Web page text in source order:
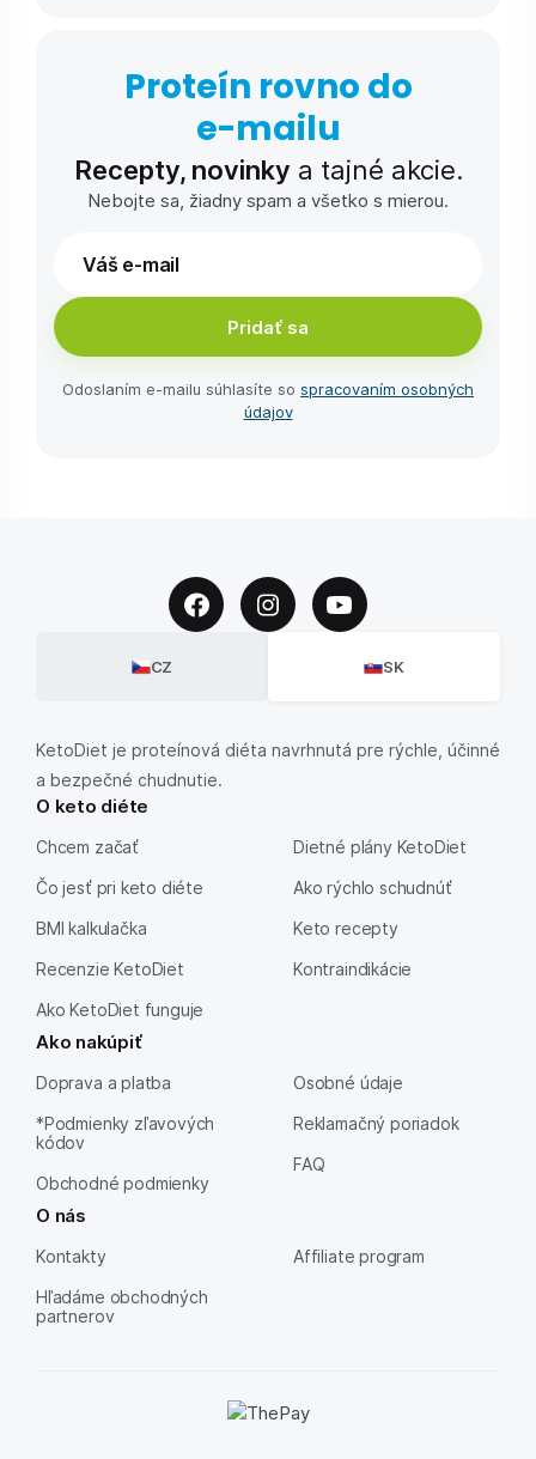
Proteín rovno do
e-⁠mailu
Recepty, novinky a tajné akcie.
Nebojte sa, žiadny spam a všetko s mierou.
Pridať sa
Odoslaním e-⁠mailu súhlasíte so spracovaním osobných
údajov
CZ SK
KetoDiet je proteínová diéta navrhnutá pre rýchle, účinné
a bezpečné chudnutie.
O keto diéte
Chcem začať
Čo jesť pri keto diéte
BMI kalkulačka
Recenzie KetoDiet
Ako KetoDiet funguje
Dietné plány KetoDiet
Ako rýchlo schudnúť
Keto recepty
Kontraindikácie
Ako nakúpiť
Doprava a platba
*Podmienky zľavových
kódov
Obchodné podmienky
Osobné údaje
Reklamačný poriadok
FAQ
O nás
Kontakty
Hľadáme obchodných
partnerov
Affiliate program